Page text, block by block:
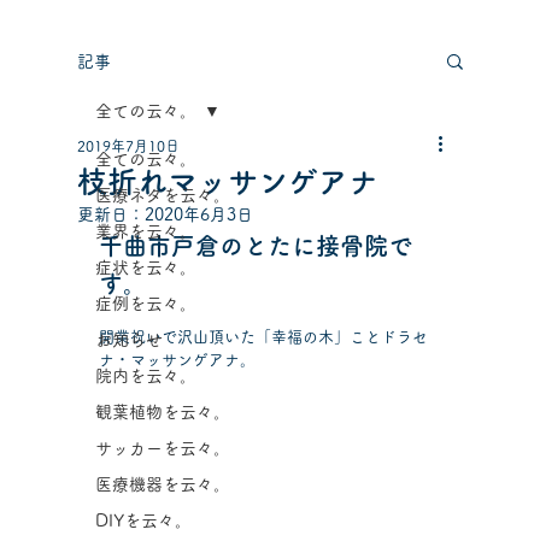
記事
全ての云々。
医療ネタを云々。
業界を云々。
症状を云々。
症例を云々。
お知らせ
院内を云々。
観葉植物を云々。
サッカーを云々。
医療機器を云々。
DIYを云々。
全ての云々。
枝折れマッサンゲアナ
2019年7月10日
更新日： 2020年6月3日
千曲市戸倉のとたに接骨院で
す。
開業祝いで沢山頂いた「幸福の木」ことドラセ
ナ・マッサンゲアナ。